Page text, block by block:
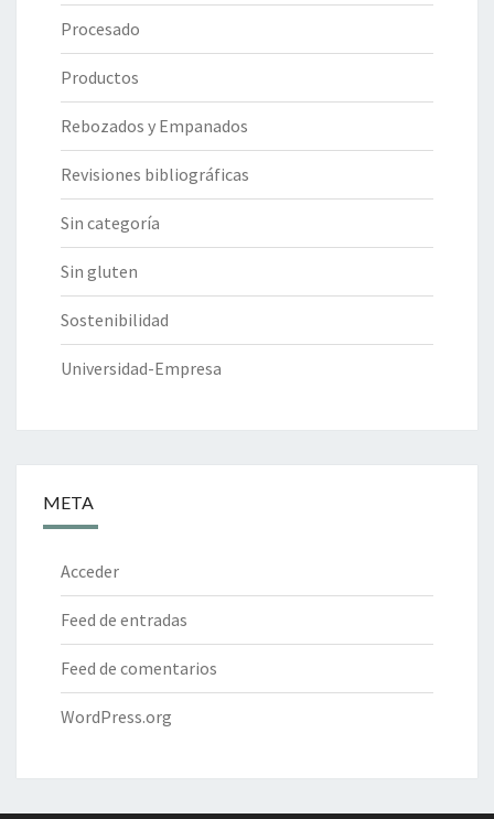
Procesado
Productos
Rebozados y Empanados
Revisiones bibliográficas
Sin categoría
Sin gluten
Sostenibilidad
Universidad-Empresa
META
Acceder
Feed de entradas
Feed de comentarios
WordPress.org